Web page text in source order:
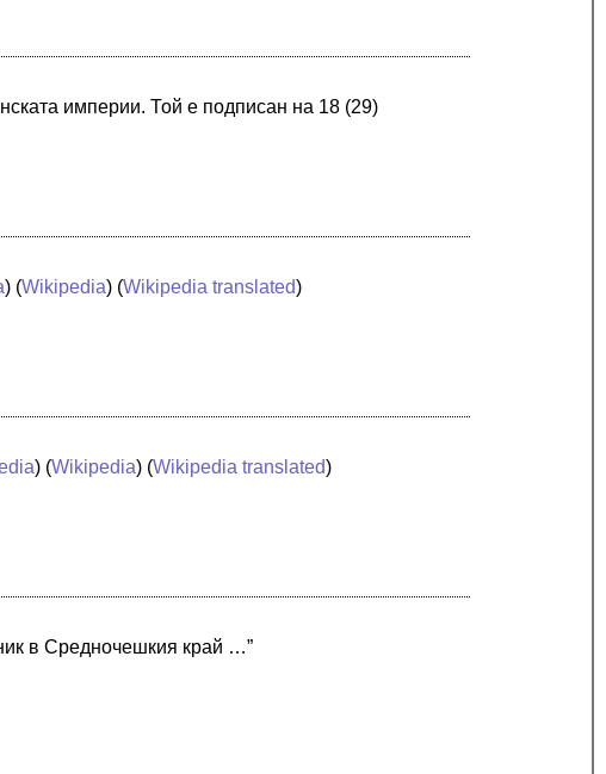
империи. Той е подписан на 18 (29)
) (Wikipedia) (Wikipedia translated)
) (Wikipedia) (Wikipedia translated)
в Средночешкия край …”